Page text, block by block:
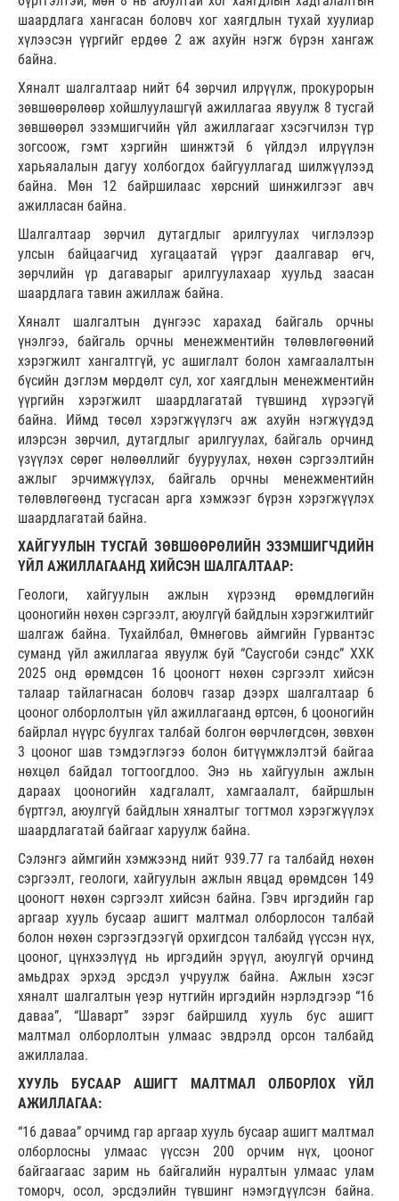
шаардлага хангасан боловч хог хаягдлын тухай хуулиар
хүлээсэн үүргийг ердөө 2 аж ахуйн нэгж бүрэн хангаж
байна.
Хяналт шалгалтаар нийт 64 зөрчил илрүүлж, прокурорын
зөвшөөрөлөөр хойшлуулашгүй ажиллагаа явуулж 8 тусгай
зөвшөөрөл эзэмшигчийн үйл ажиллагааг хэсэгчилэн түр
зогсоож, гэмт хэргийн шинжтэй 6 үйлдэл илрүүлэн
харьяалалын дагуу холбогдох байгууллагад шилжүүлээд
байна. Мөн 12 байршилаас хөрсний шинжилгээг авч
ажилласан байна.
Шалгалтаар зөрчил дутагдлыг арилгуулах чиглэлээр
улсын байцаагчид хугацаатай үүрэг даалгавар өгч,
зөрчлийн үр дагаварыг арилгуулахаар хуульд заасан
шаардлага тавин ажиллаж байна.
Хяналт шалгалтын дүнгээс харахад байгаль орчны
үнэлгээ, байгаль орчны менежментийн төлөвлөгөөний
хэрэгжилт хангалтгүй, ус ашиглалт болон хамгаалалтын
бүсийн дэглэм мөрдөлт сул, хог хаягдлын менежментийн
үүргийн хэрэгжилт шаардлагатай түвшинд хүрээгүй
байна. Иймд төсөл хэрэгжүүлэгч аж ахуйн нэгжүүдэд
илэрсэн зөрчил, дутагдлыг арилгуулах, байгаль орчинд
үзүүлэх сөрөг нөлөөллийг бууруулах, нөхөн сэргээлтийн
ажлыг эрчимжүүлэх, байгаль орчны менежментийн
төлөвлөгөөнд тусгасан арга хэмжээг бүрэн хэрэгжүүлэх
шаардлагатай байна.
ХАЙГУУЛЫН ТУСГАЙ ЗӨВШӨӨРӨЛИЙН ЭЗЭМШИГЧДИЙН
ҮЙЛ АЖИЛЛАГААНД ХИЙСЭН ШАЛГАЛТААР:
Геологи, хайгуулын ажлын хүрээнд өрөмдлөгийн
цооногийн нөхөн сэргээлт, аюулгүй байдлын хэрэгжилтийг
шалгаж байна. Тухайлбал, Өмнөговь аймгийн Гурвантэс
суманд үйл ажиллагаа явуулж буй “Саусгоби сэндс” ХХК
2025 онд өрөмдсөн 16 цооногт нөхөн сэргээлт хийсэн
талаар тайлагнасан боловч газар дээрх шалгалтаар 6
цооног олборлолтын үйл ажиллагаанд өртсөн, 6 цооногийн
байрлал нүүрс буулгах талбай болгон өөрчлөгдсөн, зөвхөн
3 цооног шав тэмдэглэгээ болон битүүмжлэлтэй байгаа
нөхцөл байдал тогтоогдлоо. Энэ нь хайгуулын ажлын
дараах цооногийн хадгалалт, хамгаалалт, байршлын
бүртгэл, аюулгүй байдлын хяналтыг тогтмол хэрэгжүүлэх
шаардлагатай байгааг харуулж байна.
Сэлэнгэ аймгийн хэмжээнд нийт 939.77 га талбайд нөхөн
сэргээлт, геологи, хайгуулын ажлын явцад өрөмдсөн 149
цооногт нөхөн сэргээлт хийсэн байна. Гэвч иргэдийн гар
аргаар хууль бусаар ашигт малтмал олборлосон талбай
болон нөхөн сэргээгдээгүй орхигдсон талбайд үүссэн нүх,
цооног, цүнхээлүүд нь иргэдийн эрүүл, аюулгүй орчинд
амьдрах эрхэд эрсдэл учруулж байна. Ажлын хэсэг
хяналт шалгалтын үеэр нутгийн иргэдийн нэрлэдгээр “16
даваа”, “Шаварт” зэрэг байршилд хууль бус ашигт
малтмал олборлолтын улмаас эвдрэлд орсон талбайд
ажиллалаа.
ХУУЛЬ БУСААР АШИГТ МАЛТМАЛ ОЛБОРЛОХ ҮЙЛ
АЖИЛЛАГАА:
“16 даваа” орчимд гар аргаар хууль бусаар ашигт малтмал
олборлосны улмаас үүссэн 200 орчим нүх, цооног
байгаагаас зарим нь байгалийн нуралтын улмаас улам
томорч, осол, эрсдэлийн түвшинг нэмэгдүүлсэн байна.